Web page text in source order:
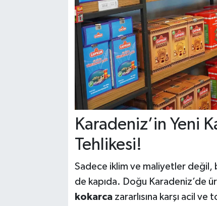
Karadeniz’in Yeni
Tehlikesi!
Sadece iklim ve maliyetler değil,
de kapıda. Doğu Karadeniz’de
kokarcazararlısına karşı acil ve